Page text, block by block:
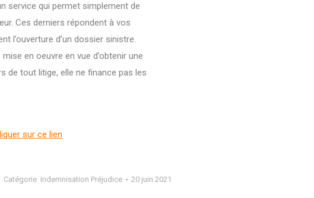
service qui permet simplement de
Ces derniers répondent à vos
l’ouverture d’un dossier sinistre.
en oeuvre en vue d’obtenir une
de tout litige, elle ne finance pas les
sur ce lien
Catégorie Indemnisation Préjudice 20 juin 2021